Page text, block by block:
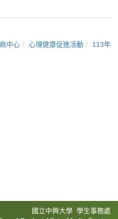
中心 心理健康促進活動 113年
國立中興大學 學生事務處